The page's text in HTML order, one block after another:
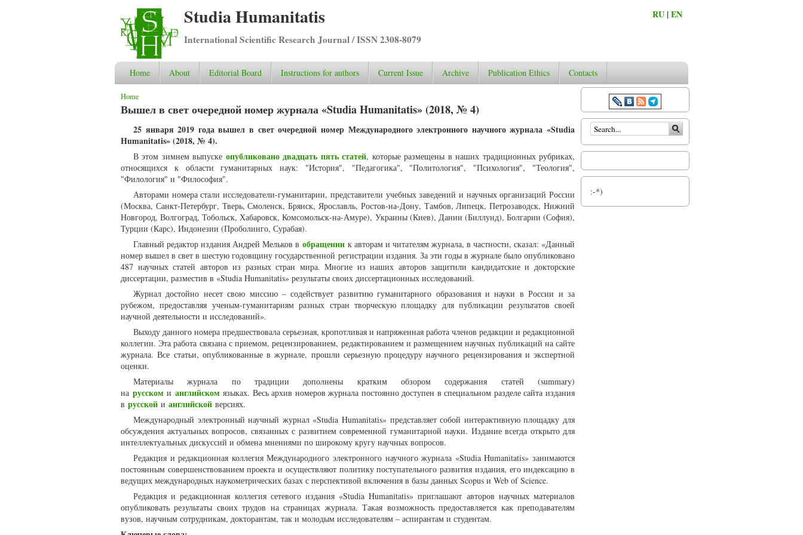
Studia Humanitatis
International Scientific Research Journal / ISSN 2308-8079
RU |EN
Home About Editorial Board Instructions for authors Current Issue Archive Publication Ethics Contacts
You are here
Home
Вышел в свет очередной номер журнала «Studia Humanitatis» (2018, № 4)
25 января 2019 года вышел в свет очередной номер Международного электронного научного журнала «Studia
Humanitatis» (2018, № 4).
В этом зимнем выпуске опубликовано двадцать пять статей, которые размещены в наших традиционных рубриках,
относящихся к области гуманитарных наук: "История", "Педагогика", "Политология", "Психология", "Теология",
"Филология" и "Философия".
Авторами номера стали исследователи-гуманитарии, представители учебных заведений и научных организаций России
(Москва, Санкт-Петербург, Тверь, Смоленск, Брянск, Ярославль, Ростов-на-Дону, Тамбов, Липецк, Петрозаводск, Нижний
Новгород, Волгоград, Тобольск, Хабаровск, Комсомольск-на-Амуре), Украины (Киев), Дании (Биллунд), Болгарии (София),
Турции (Карс), Индонезии (Проболинго, Сурабая).
Главный редактор издания Андрей Мельков в обращении к авторам и читателям журнала, в частности, сказал: «Данный
номер вышел в свет в шестую годовщину государственной регистрации издания. За эти годы в журнале было опубликовано
487 научных статей авторов из разных стран мира. Многие из наших авторов защитили кандидатские и докторские
диссертации, разместив в «Studia Humanitatis» результаты своих диссертационных исследований.
Журнал достойно несет свою миссию – содействует развитию гуманитарного образования и науки в России и за
рубежом, предоставляя ученым-гуманитариям разных стран творческую площадку для публикации результатов своей
научной деятельности и исследований».
Выходу данного номера предшествовала серьезная, кропотливая и напряженная работа членов редакции и редакционной
коллегии. Эта работа связана с приемом, рецензированием, редактированием и размещением научных публикаций на сайте
журнала. Все статьи, опубликованные в журнале, прошли серьезную процедуру научного рецензирования и экспертной
оценки.
Материалы журнала по традиции дополнены кратким обзором содержания статей (summary)
на русском и английском языках. Весь архив номеров журнала постоянно доступен в специальном разделе сайта издания
в русской и английской версиях.
Международный электронный научный журнал «Studia Humanitatis» представляет собой интерактивную площадку для
обсуждения актуальных вопросов, связанных с развитием современной гуманитарной науки. Издание всегда открыто для
интеллектуальных дискуссий и обмена мнениями по широкому кругу научных вопросов.
Редакция и редакционная коллегия Международного электронного научного журнала «Studia Humanitatis» занимаются
постоянным совершенствованием проекта и осуществляют политику поступательного развития издания, его индексацию в
ведущих международных наукометрических базах с перспективой включения в базы данных Scopus и Web of Science.
Редакция и редакционная коллегия сетевого издания «Studia Humanitatis» приглашают авторов научных материалов
опубликовать результаты своих трудов на страницах журнала. Такая возможность предоставляется как преподавателям
вузов, научным сотрудникам, докторантам, так и молодым исследователям – аспирантам и студентам.
Search form
:-*)